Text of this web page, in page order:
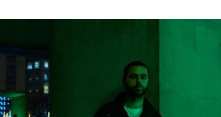
正博物馆所呈现的不准确信息”。7月4日，特朗普
尼学会及其管理层“未能完成阐释美国历史遗产这一
基本使命”。
美国博物馆联盟在声明中表示：“我们谴责特朗普政
府持续攻击史密森尼学会，以及那些负责保存、研
究和诠释美国历史、艺术、科学与文化的博物馆专